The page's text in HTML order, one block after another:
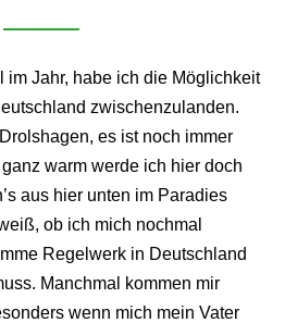
im Jahr, habe ich die Möglichkeit
zwischenzulanden.
es ist noch immer
warm werde ich hier doch
aus hier unten im Paradies
ob ich mich nochmal
Regelwerk in Deutschland
Manchmal kommen mir
wenn mich mein Vater